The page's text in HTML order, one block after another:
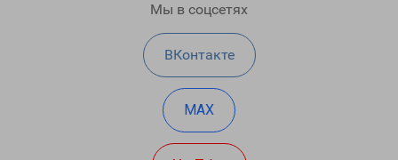
Мы в соцсетях
ВКонтакте
MAX